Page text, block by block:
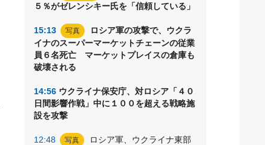
５％がゼレンシキー氏を「信頼している」
15:13 写真
ロシア軍の攻撃で、ウクラ
イナのスーパーマーケットチェーンの従業
員６名死亡 マーケットプレイスの倉庫も
破壊される
14:56 ウクライナ保安庁、対ロシア「４０
日間影響作戦」中に１００を超える戦略施
設を攻撃
12:48 写真
ロシア軍、ウクライナ東部